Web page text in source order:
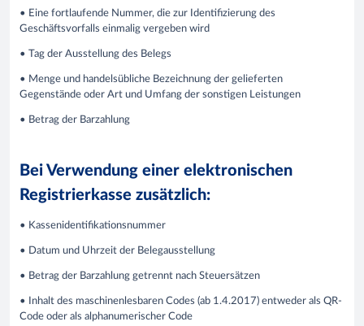
• Eine fortlaufende Nummer, die zur Identifizierung des
Geschäftsvorfalls einmalig vergeben wird
• Tag der Ausstellung des Belegs
• Menge und handelsübliche Bezeichnung der gelieferten
Gegenstände oder Art und Umfang der sonstigen Leistungen
• Betrag der Barzahlung
Bei Verwendung einer elektronischen
Registrierkasse zusätzlich:
• Kassenidentifikationsnummer
• Datum und Uhrzeit der Belegausstellung
• Betrag der Barzahlung getrennt nach Steuersätzen
• Inhalt des maschinenlesbaren Codes (ab 1.4.2017) entweder als QR-
Code oder als alphanumerischer Code